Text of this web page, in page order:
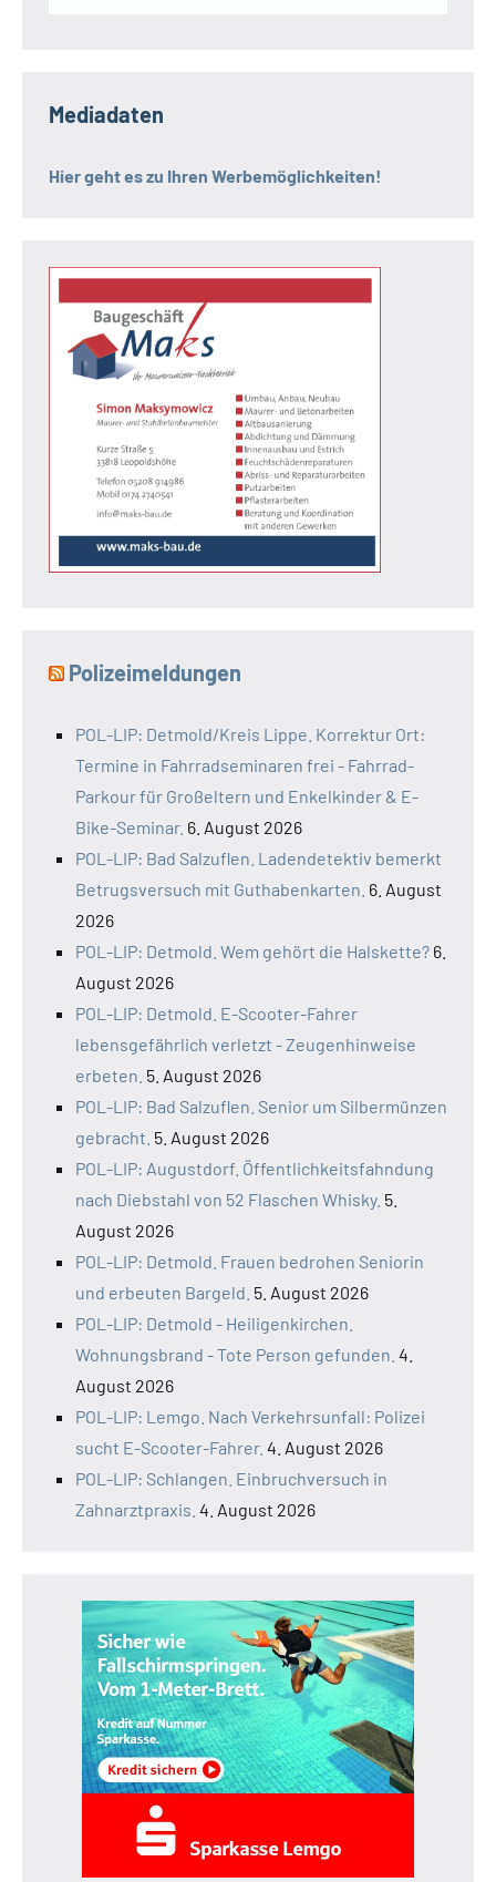
Mediadaten
Hier geht es zu Ihren Werbemöglichkeiten!
Polizeimeldungen
POL-LIP: Detmold/Kreis Lippe. Korrektur Ort:
Termine in Fahrradseminaren frei - Fahrrad-
Parkour für Großeltern und Enkelkinder & E-
Bike-Seminar. 6. August 2026
POL-LIP: Bad Salzuflen. Ladendetektiv bemerkt
Betrugsversuch mit Guthabenkarten. 6. August
2026
POL-LIP: Detmold. Wem gehört die Halskette? 6.
August 2026
POL-LIP: Detmold. E-Scooter-Fahrer
lebensgefährlich verletzt - Zeugenhinweise
erbeten. 5. August 2026
POL-LIP: Bad Salzuflen. Senior um Silbermünzen
gebracht. 5. August 2026
POL-LIP: Augustdorf. Öffentlichkeitsfahndung
nach Diebstahl von 52 Flaschen Whisky. 5.
August 2026
POL-LIP: Detmold. Frauen bedrohen Seniorin
und erbeuten Bargeld. 5. August 2026
POL-LIP: Detmold - Heiligenkirchen.
Wohnungsbrand - Tote Person gefunden. 4.
August 2026
POL-LIP: Lemgo. Nach Verkehrsunfall: Polizei
sucht E-Scooter-Fahrer. 4. August 2026
POL-LIP: Schlangen. Einbruchversuch in
Zahnarztpraxis. 4. August 2026